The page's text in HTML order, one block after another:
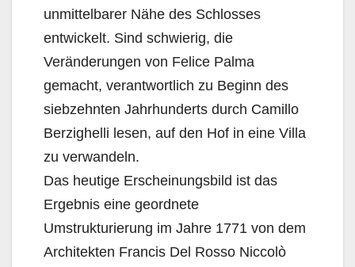
unmittelbarer Nähe des Schlosses
entwickelt. Sind schwierig, die
Veränderungen von Felice Palma
gemacht, verantwortlich zu Beginn des
siebzehnten Jahrhunderts durch Camillo
Berzighelli lesen, auf den Hof in eine Villa
zu verwandeln.
Das heutige Erscheinungsbild ist das
Ergebnis eine geordnete
Umstrukturierung im Jahre 1771 von dem
Architekten Francis Del Rosso Niccolò